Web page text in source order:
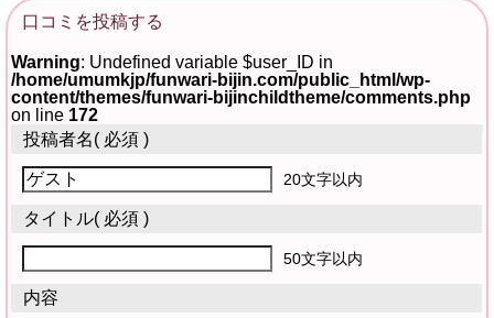
口コミを投稿する
Warning : Undefined variable $user_ID in
/home/umumkjp/funwari-bijin.com/public_html/wp-
content/themes/funwari-bijinchildtheme/comments.php
on line 172
投稿者名( 必須 )
20文字以内
タイトル( 必須 )
50文字以内
内容